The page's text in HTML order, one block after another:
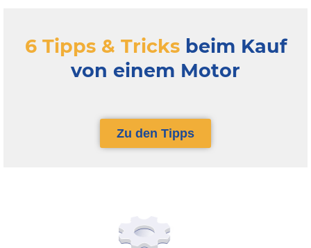
6 Tipps & Tricksbeim Kauf
von einem Motor
Zu den Tipps